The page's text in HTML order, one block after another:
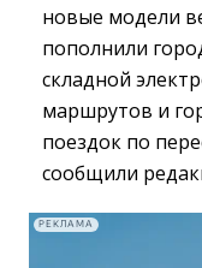
новые модели
пополнили
складной
маршрутов и
поездок по
сообщили
РЕКЛАМА